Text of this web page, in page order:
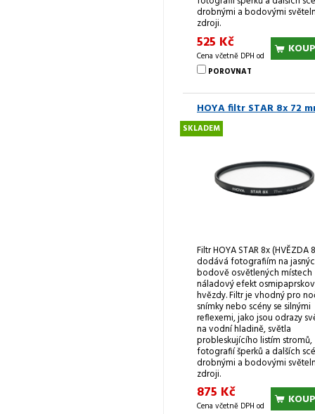
drobnými a bodovými
zdroji.
525 Kč
Cena včetně DPH od
POROVNAT
HOYA filtr STAR 8x 72
SKLADEM
Filtr HOYA STAR 8x (HVĚZDA
dodává fotografiím na
bodově osvětlených místech
náladový efekt
hvězdy. Filtr je vhodný pro
snímky nebo scény se silnými
reflexemi, jako jsou odrazy
na vodní hladině, světla
probleskujícího listím stromů,
fotografií šperků a dalších
drobnými a bodovými
zdroji.
875 Kč
Cena včetně DPH od